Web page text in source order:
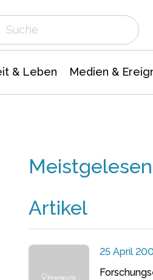
& Leben Medien &
Artikel
25 April